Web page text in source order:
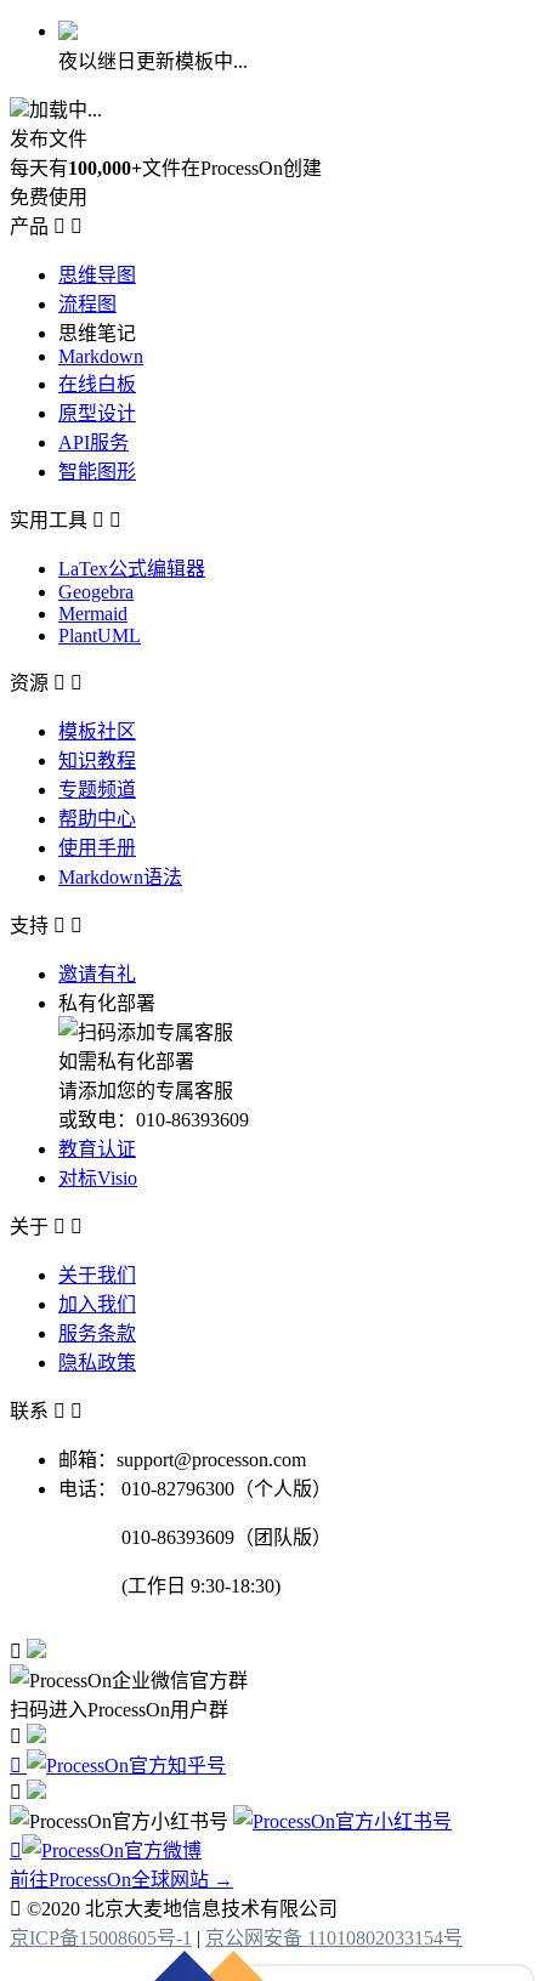
夜以继日更新模板中...
加载中...
发布文件
每天有100,000+文件在ProcessOn创建
免费使用
产品  
思维导图
流程图
思维笔记
Markdown
在线白板
原型设计
API服务
智能图形
实用工具  
LaTex公式编辑器
Geogebra
Mermaid
PlantUML
资源  
模板社区
知识教程
专题频道
帮助中心
使用手册
Markdown语法
支持  
邀请有礼
私有化部署
如需私有化部署
请添加您的专属客服
或致电：010-86393609
教育认证
对标Visio
关于  
关于我们
加入我们
服务条款
隐私政策
联系  
邮箱：support@processon.com
电话：
010-82796300（个人版）
010-86393609（团队版）
(工作日 9:30-18:30)

扫码进入ProcessOn用户群




前往ProcessOn全球网站 →
 ©2020 北京大麦地信息技术有限公司
京ICP备15008605号-1 | 京公网安备 11010802033154号